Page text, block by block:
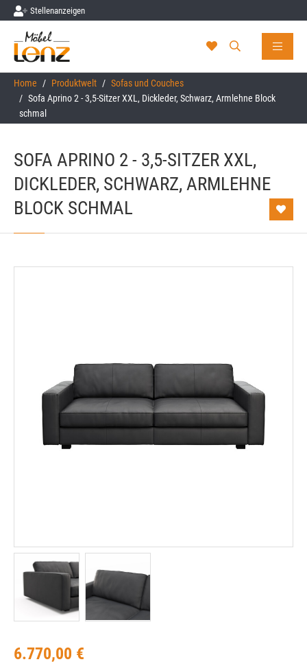
Skip to main content
Stellenanzeigen
You are here:
Home Produktwelt
Sofas und Couches
Sofa Aprino 2 - 3,5-Sitzer XXL, Dickleder, Schwarz, Armlehne Block
schmal
SOFA APRINO 2 - 3,5-SITZER XXL,
DICKLEDER, SCHWARZ, ARMLEHNE
BLOCK SCHMAL
6.770,00 €